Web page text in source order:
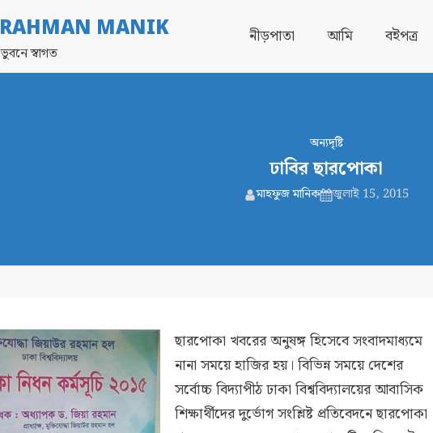
MANIK
স্বাগত
নীড়পাতা আমি বইপত্র
অন্যদৃষ্টি
ঢাবির ছারপোকা
মাহফুজ মানিক জুলাই 15, 2015
ছারপোকা খবরের অনুষঙ্গ হিসেবে সংবাদমাধ্যমে
নানা সময়ে হাজির হয়। বিভিন্ন সময়ে দেশের
সর্বোচ্চ বিদ্যাপীঠ ঢাকা বিশ্ববিদ্যালয়ের আবাসিক
শিক্ষার্থীদের দুর্ভোগ সংশ্লিষ্ট প্রতিবেদনে ছারপোকা